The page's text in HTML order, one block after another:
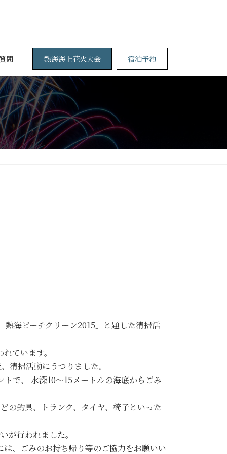
問 熱海海上花火大会 宿泊予約
海ビーチクリーン2015」と題した清掃活
ています。
清掃活動にうつりました。
で、 水深10～15メートルの海底からごみ
の釣具、トランク、タイヤ、椅子といった
が行われました。
、ごみのお持ち帰り等のご協力をお願いい